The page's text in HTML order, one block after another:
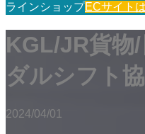
ラインショップECサイト
KGL/JR貨物
ダルシフト
2024/04/01